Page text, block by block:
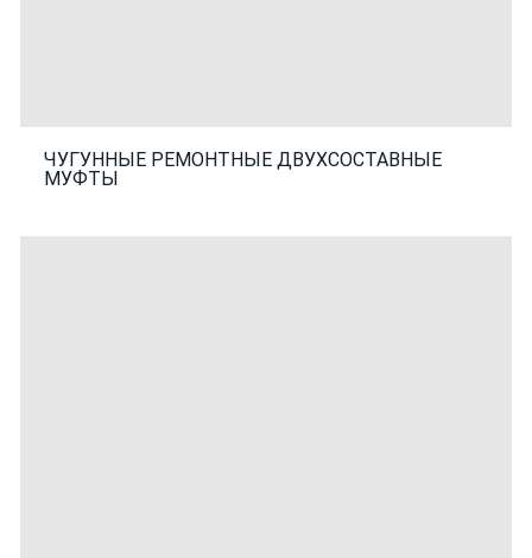
ЧУГУННЫЕ РЕМОНТНЫЕ ДВУХСОСТАВНЫЕ
МУФТЫ